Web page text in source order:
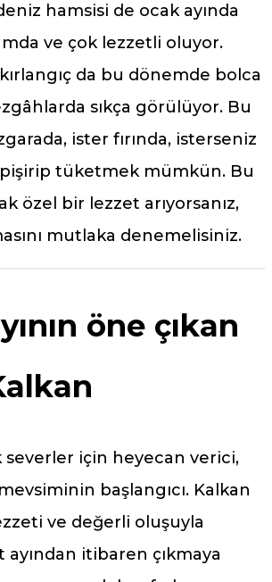
hamsisi de ocak ayında
ve çok lezzetli oluyor.
da bu dönemde bolca
sıkça görülüyor. Bu
ister fırında, isterseniz
tüketmek mümkün. Bu
özel bir lezzet arıyorsanız,
mutlaka denemelisiniz.
öne çıkan
severler için heyecan verici,
başlangıcı. Kalkan
ve değerli oluşuyla
ayından itibaren çıkmaya